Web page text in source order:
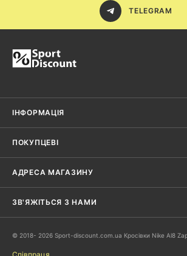
TELEGRAM
ІНФОРМАЦІЯ
ПОКУПЦЕВІ
АДРЕСА МАГАЗИНУ
ЗВ'ЯЖІТЬСЯ З НАМИ
© 2018- 2026 Sport-discount.com.ua Кросівки Nike Al8